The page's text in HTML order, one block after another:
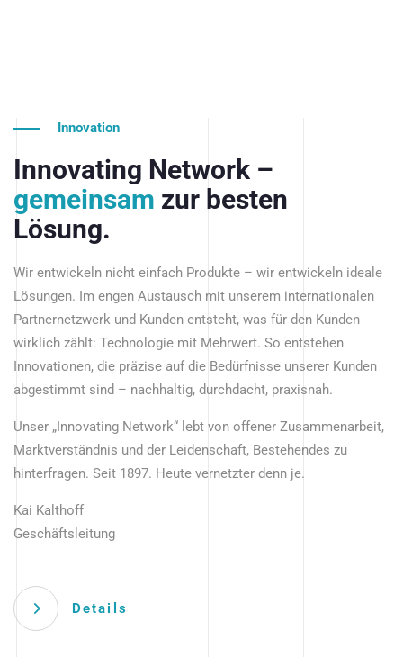
Innovation
Innovating Network –
gemeinsam zur besten
Lösung.
Wir entwickeln nicht einfach Produkte – wir entwickeln ideale
Lösungen. Im engen Austausch mit unserem internationalen
Partnernetzwerk und Kunden entsteht, was für den Kunden
wirklich zählt: Technologie mit Mehrwert. So entstehen
Innovationen, die präzise auf die Bedürfnisse unserer Kunden
abgestimmt sind – nachhaltig, durchdacht, praxisnah.
Unser „Innovating Network“ lebt von offener Zusammenarbeit,
Marktverständnis und der Leidenschaft, Bestehendes zu
hinterfragen. Seit 1897. Heute vernetzter denn je.
Kai Kalthoff
Geschäftsleitung
Details